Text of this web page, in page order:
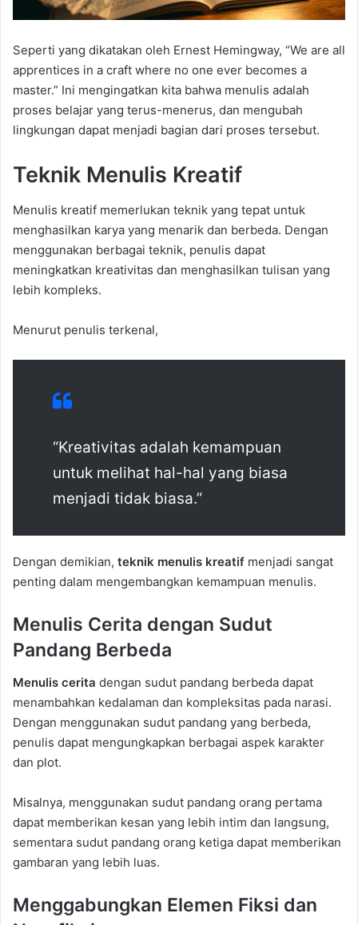
Seperti yang dikatakan oleh Ernest Hemingway, “We are all
apprentices in a craft where no one ever becomes a
master.” Ini mengingatkan kita bahwa menulis adalah
proses belajar yang terus-menerus, dan mengubah
lingkungan dapat menjadi bagian dari proses tersebut.
Teknik Menulis Kreatif
Menulis kreatif memerlukan teknik yang tepat untuk
menghasilkan karya yang menarik dan berbeda. Dengan
menggunakan berbagai teknik, penulis dapat
meningkatkan kreativitas dan menghasilkan tulisan yang
lebih kompleks.
Menurut penulis terkenal,
“Kreativitas adalah kemampuan
untuk melihat hal-hal yang biasa
menjadi tidak biasa.”
Dengan demikian, teknik menulis kreatif menjadi sangat
penting dalam mengembangkan kemampuan menulis.
Menulis Cerita dengan Sudut
Pandang Berbeda
Menulis cerita dengan sudut pandang berbeda dapat
menambahkan kedalaman dan kompleksitas pada narasi.
Dengan menggunakan sudut pandang yang berbeda,
penulis dapat mengungkapkan berbagai aspek karakter
dan plot.
Misalnya, menggunakan sudut pandang orang pertama
dapat memberikan kesan yang lebih intim dan langsung,
sementara sudut pandang orang ketiga dapat memberikan
gambaran yang lebih luas.
Menggabungkan Elemen Fiksi dan